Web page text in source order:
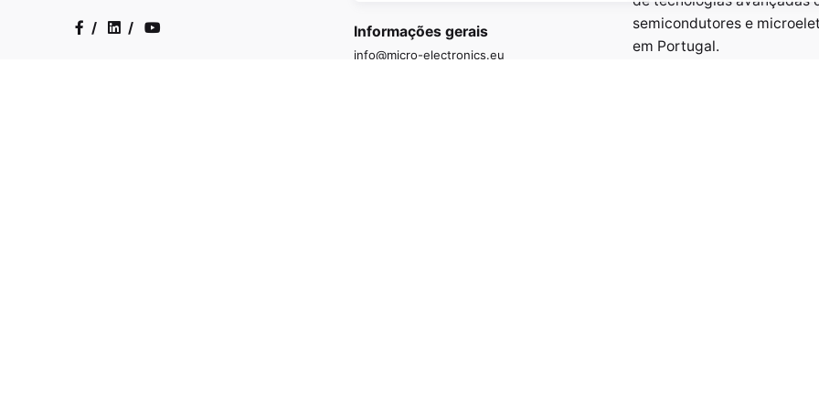
/ / Informações gerais
info@micro-electronics.eu
semicondutores e
em Portugal.